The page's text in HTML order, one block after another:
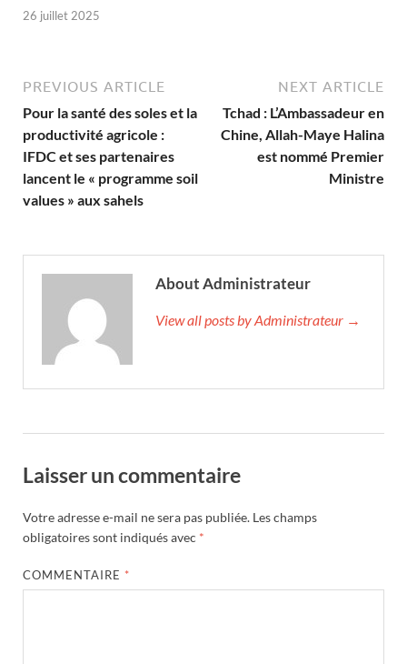
26 juillet 2025
PREVIOUS ARTICLE
Pour la santé des soles et la
productivité agricole :
IFDC et ses partenaires
lancent le « programme soil
values » aux sahels
NEXT ARTICLE
Tchad : L’Ambassadeur en
Chine, Allah-Maye Halina
est nommé Premier
Ministre
About Administrateur
View all posts by Administrateur →
Laisser un commentaire
Votre adresse e-mail ne sera pas publiée. Les champs
obligatoires sont indiqués avec *
COMMENTAIRE *